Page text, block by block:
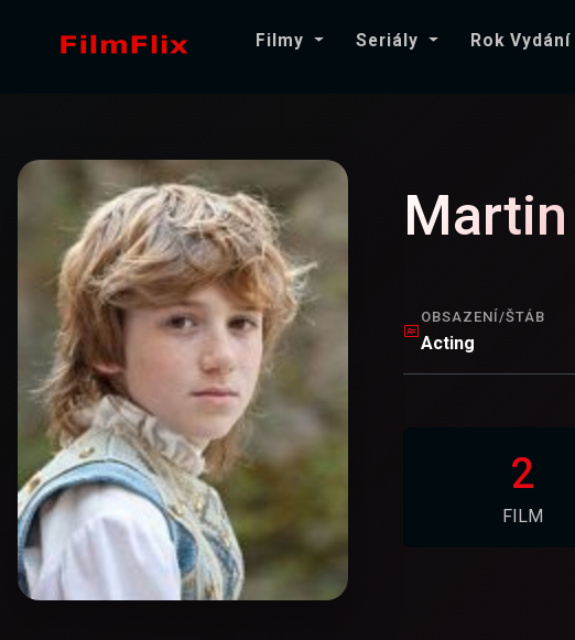
Filmy Seriály Rok Vydání
OBSAZENÍ/ŠTÁB
Acting
2
FILM